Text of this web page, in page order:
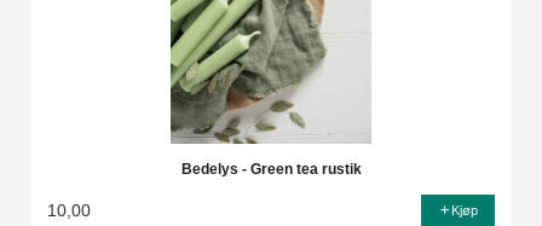
Bedelys - Green tea rustik
10,00 Kjøp